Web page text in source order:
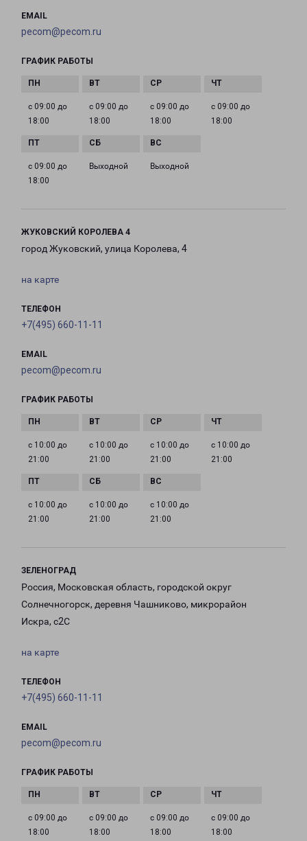
EMAIL
pecom@pecom.ru
ГРАФИК РАБОТЫ
с 09:00 до
18:00
с 09:00 до
18:00
с 09:00 до
18:00
с 09:00 до
18:00
с 09:00 до
18:00
Выходной Выходной
ЖУКОВСКИЙ КОРОЛЕВА 4
город Жуковский, улица Королева, 4
на карте
ТЕЛЕФОН
+7(495) 660-11-11
EMAIL
pecom@pecom.ru
ГРАФИК РАБОТЫ
с 10:00 до
21:00
с 10:00 до
21:00
с 10:00 до
21:00
с 10:00 до
21:00
с 10:00 до
21:00
с 10:00 до
21:00
с 10:00 до
21:00
ЗЕЛЕНОГРАД
Россия, Московская область, городской округ
Солнечногорск, деревня Чашниково, микрорайон
Искра, с2С
на карте
ТЕЛЕФОН
+7(495) 660-11-11
EMAIL
pecom@pecom.ru
ГРАФИК РАБОТЫ
с 09:00 до
18:00
с 09:00 до
18:00
с 09:00 до
18:00
с 09:00 до
18:00